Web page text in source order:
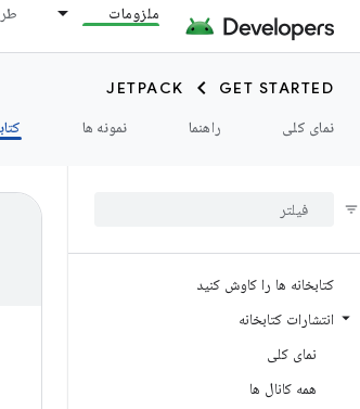
ملزومات
GET STARTED
JETPACK
نمای کلی
راهنما نمونه ها
کتابخانه ها را کاوش کنید
انتشارات کتابخانه
نمای کلی
همه کانال ها